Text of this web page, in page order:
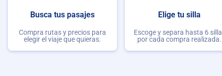
Busca tus pasajes
Compra rutas y precios para
elegir el viaje que quieras.
Elige tu silla
Escoge y separa hasta 6
por cada compra realizada.